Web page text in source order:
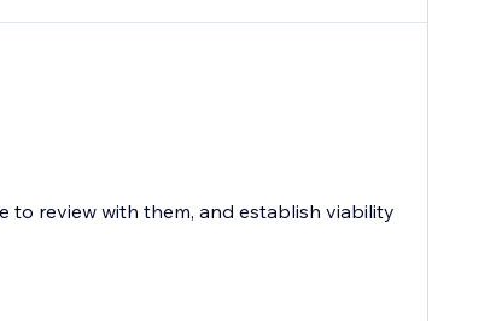
to review with them, and establish viability